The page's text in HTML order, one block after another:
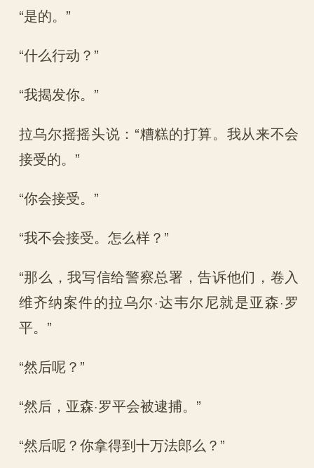
“是的。”
“什么行动？”
“我揭发你。”
拉乌尔摇摇头说：“糟糕的打算。我从来不会
接受的。”
“你会接受。”
“我不会接受。怎么样？”
“那么，我写信给警察总署，告诉他们，卷入
维齐纳案件的拉乌尔·达韦尔尼就是亚森·罗
平。”
“然后呢？”
“然后，亚森·罗平会被逮捕。”
“然后呢？你拿得到十万法郎么？”